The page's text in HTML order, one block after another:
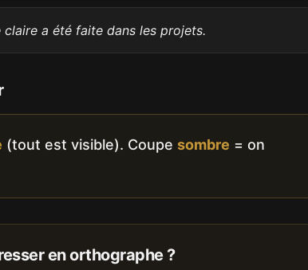
a été faite dans les projets.
(tout est visible). Coupe sombre = on
en orthographe ?